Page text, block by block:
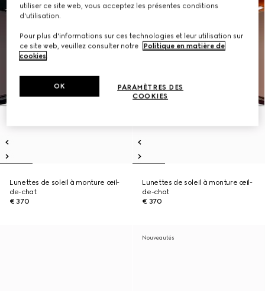
Lunettes de soleil à monture œil-
de-chat
€ 370
Lunettes de soleil à monture œil-
de-chat
€ 370
Nouveautés
utiliser ce site web, vous acceptez les présentes conditions
d'utilisation.
Pour plus d'informations sur ces technologies et leur utilisation sur
ce site web, veuillez consulter notre
Politique en matière de
cookies.
PARAMÈTRES DES
COOKIES
OK